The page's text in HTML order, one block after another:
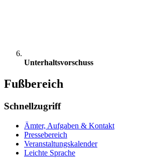
Unterhaltsvorschuss
Fußbereich
Schnellzugriff
Ämter, Aufgaben & Kontakt
Pressebereich
Veranstaltungskalender
Leichte Sprache